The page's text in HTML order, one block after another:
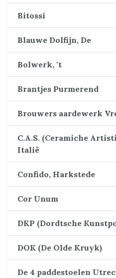
Bitossi
Blauwe Dolfijn, De
Bolwerk, 't
Brantjes Purmerend
Brouwers aardewerk
C.A.S. (Ceramiche
Italië
Confido, Harkstede
Cor Unum
DKP (Dordtsche
DOK (De Olde Kruyk)
De 4 paddestoelen